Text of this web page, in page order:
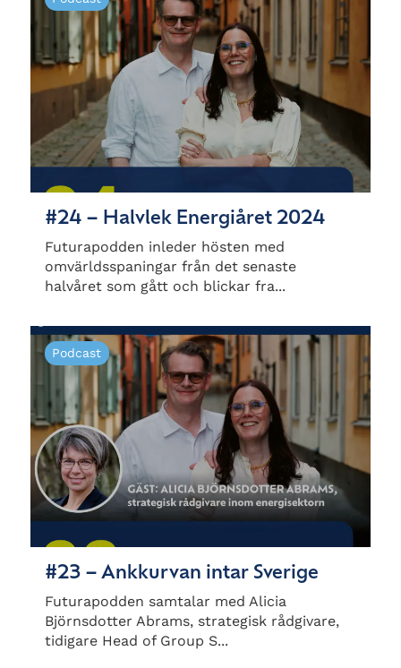
#24 – Halvlek Energiåret 2024
Futurapodden inleder hösten med
omvärldsspaningar från det senaste
halvåret som gått och blickar fra...
Podcast
#23 – Ankkurvan intar Sverige
Futurapodden samtalar med Alicia
Björnsdotter Abrams, strategisk rådgivare,
tidigare Head of Group S...